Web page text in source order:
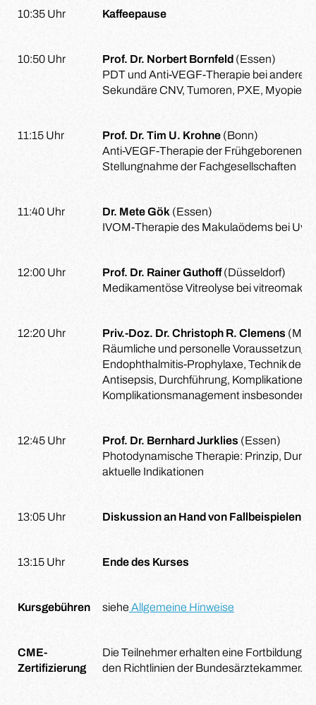
10:35 Uhr Kaffeepause
10:50 Uhr Prof. Dr. Norbert Bornfeld (Essen)
PDT und Anti-VEGF-Therapie bei
Sekundäre CNV, Tumoren, PXE, Myopie
11:15 Uhr Prof. Dr. Tim U. Krohne (Bonn)
Anti-VEGF-Therapie der
Stellungnahme der Fachgesellschaften
11:40 Uhr Dr. Mete Gök (Essen)
IVOM-Therapie des Makulaödems bei
12:00 Uhr Prof. Dr. Rainer Guthoff(Düsseldorf)
Medikamentöse Vitreolyse bei
12:20 Uhr Priv.-Doz. Dr. Christoph R. Clemens
Räumliche und personelle
Endophthalmitis-Prophylaxe, Technik der
Antisepsis, Durchführung, Komplikationen
Komplikationsmanagement insbesondere
12:45 Uhr Prof. Dr. Bernhard Jurklies (Essen)
Photodynamische Therapie: Prinzip,
aktuelle Indikationen
13:05 Uhr Diskussion an Hand von Fallbeispielen
13:15 Uhr Ende des Kurses
Kursgebühren siehe Allgemeine Hinweise
CME-
Zertifizierung
Die Teilnehmer erhalten eine
den Richtlinien der Bundesärztekammer.